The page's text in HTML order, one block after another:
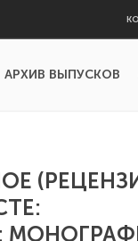
АРХИВ ВЫПУСКОВ